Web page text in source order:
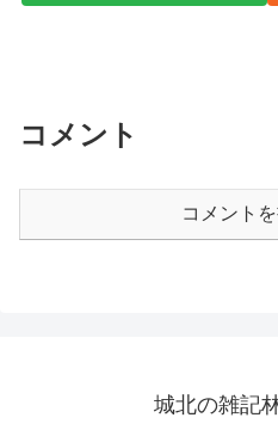
コメント
コメント
城北の雑記